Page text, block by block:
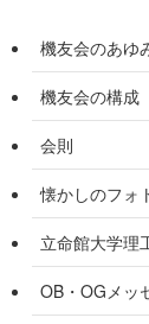
機友会のあゆ
機友会の構成
会則
懐かしのフォ
立命館大学理
OB・OGメッ